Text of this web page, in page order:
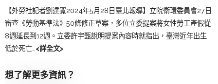
【外勞社記者劉達寬2024年5月28日臺北報導】立院衛環委員會27日
審查《勞動基準法》50條修正草案，多位立委提案將女性勞工產假從
8週延長到12週。立委許宇甄說明提案內容時就指出，臺灣近年出生
低於死亡… <詳全文>
想了解更多資訊？